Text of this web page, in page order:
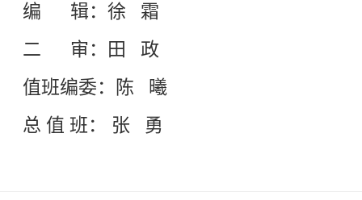
编
辑：徐 霜
二
审： 田
政
值班编委： 陈
曦
总 值 班： 张 勇